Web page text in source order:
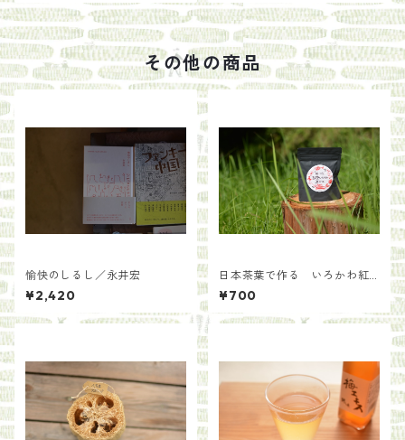
その他の商品
愉快のしるし／永井宏
¥2,420
日本茶葉で作る いろかわ紅
茶【手土産用パッケージ30
g】
¥700